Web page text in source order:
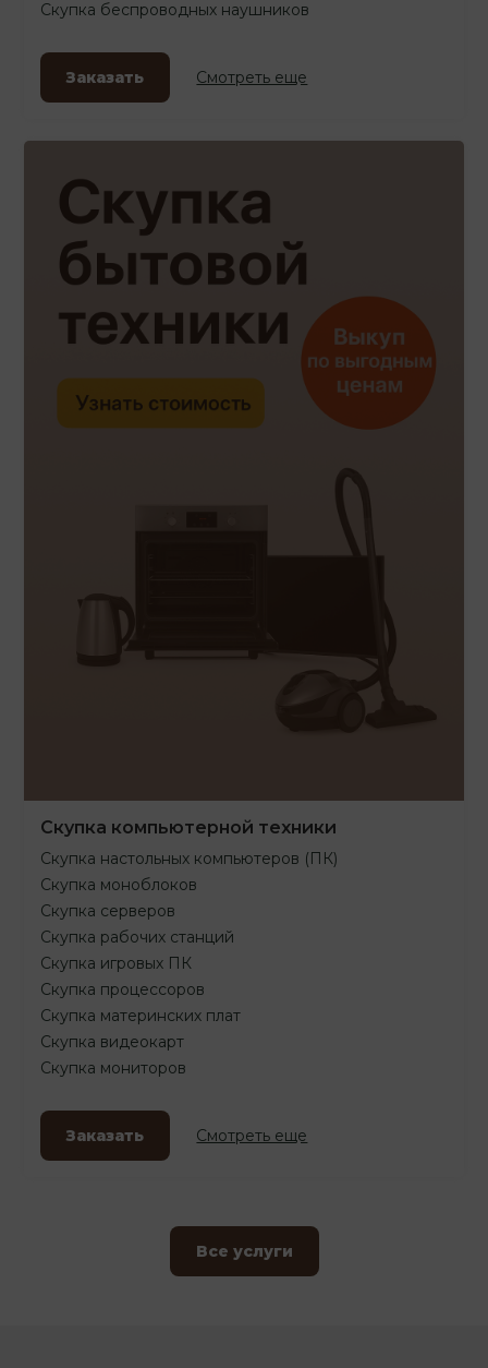
Скупка беспроводных наушников
Заказать Смотреть еще
Скупка компьютерной техники
Скупка настольных компьютеров (ПК)
Скупка моноблоков
Скупка серверов
Скупка рабочих станций
Скупка игровых ПК
Скупка процессоров
Скупка материнских плат
Скупка видеокарт
Скупка мониторов
Заказать Смотреть еще
Все услуги